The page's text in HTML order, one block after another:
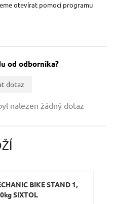
otevírat pomocí programu
od odborníka?
dotaz
nalezen žádný dotaz
BIKE STAND 1,
SIXTOL